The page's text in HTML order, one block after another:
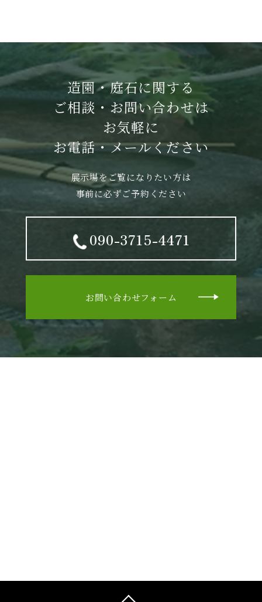
造園・庭石に関する
ご相談・お問い合わせは
お気軽に
お電話・メールください
展示場をご覧になりたい方は
事前に必ずご予約ください
090-3715-4471
お問い合わせフォーム